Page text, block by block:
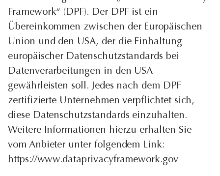
Framework“ (DPF). Der DPF ist ein
Übereinkommen zwischen der Europäischen
Union und den USA, der die Einhaltung
europäischer Datenschutzstandards bei
Datenverarbeitungen in den USA
gewährleisten soll. Jedes nach dem DPF
zertifizierte Unternehmen verpflichtet sich,
diese Datenschutzstandards einzuhalten.
Weitere Informationen hierzu erhalten Sie
vom Anbieter unter folgendem Link:
https://www.dataprivacyframework.gov